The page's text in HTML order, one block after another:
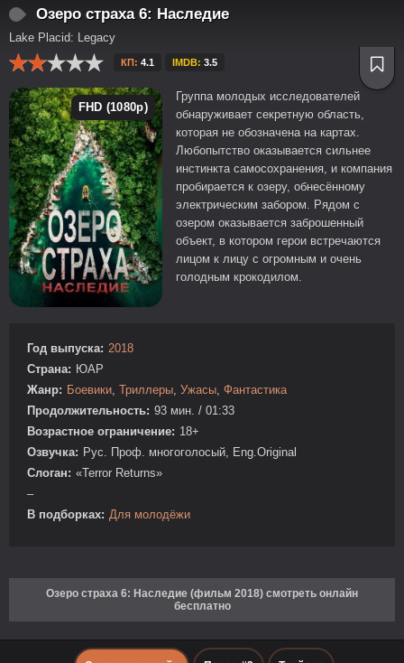
Озеро страха 6: Наследие
Lake Placid: Legacy
КП: 4.1 IMDB: 3.5
FHD (1080p)
Группа молодых исследователей
обнаруживает секретную область,
которая не обозначена на картах.
Любопытство оказывается сильнее
инстинкта самосохранения, и компания
пробирается к озеру, обнесённому
электрическим забором. Рядом с
озером оказывается заброшенный
объект, в котором герои встречаются
лицом к лицу с огромным и очень
голодным крокодилом.
Год выпуска: 2018
Страна: ЮАР
Жанр: Боевики Триллеры Ужасы Фантастика
Продолжительность: 93 мин. / 01:33
Возрастное ограничение: 18+
Озвучка: Рус. Проф. многоголосый, Eng.Original
Слоган: «Terror Returns»
–
В подборках: Для молодёжи
Озеро страха 6: Наследие (фильм 2018) смотреть онлайн
бесплатно